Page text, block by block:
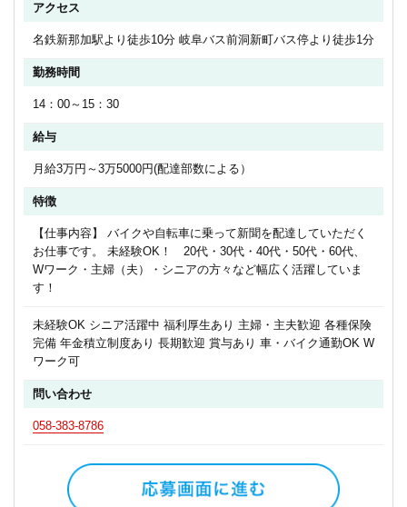
アクセス
名鉄新那加駅より徒歩10分 岐阜バス前洞新町バス停より徒歩1分
勤務時間
14：00～15：30
給与
月給3万円～3万5000円(配達部数による）
特徴
【仕事内容】 バイクや自転車に乗って新聞を配達していただく
お仕事です。 未経験OK！ 20代・30代・40代・50代・60代、
Wワーク・主婦（夫）・シニアの方々など幅広く活躍していま
す！
未経験OK シニア活躍中 福利厚生あり 主婦・主夫歓迎 各種保険
完備 年金積立制度あり 長期歓迎 賞与あり 車・バイク通勤OK W
ワーク可
問い合わせ
058-383-8786